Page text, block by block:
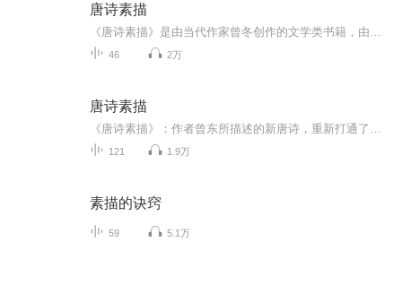
唐诗素描
46 2万
唐诗素描
121 1.9万
素描的诀窍
59 5.1万